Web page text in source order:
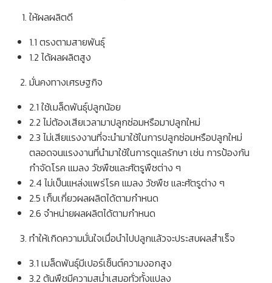
ให้ผลผลิตดี
1.1 ตรงตามสายพันธุ์
1.2 ได้ผลผลิตสูง
มั่นคงทางเศรษฐกิจ
2.1 ใช้เมล็ดพันธุ์ปลูกน้อย
2.2 ไม่ต้องเสียเวลามาปลูกซ่อมหรือมาปลูกใหม่
2.3 ไม่เสียแรงงานที่จะนำมาใช้ในการปลูกซ่อมหรือปลูกใหม่
ตลอดจนแรงงานที่นำมาใช้ในการดูแลรักษา เช่น การป้องกัน
กำจัดโรค แมลง วัชพืชและศัตรูพืชต่าง ๆ
2.4 ไม่เป็นแหล่งแพร่โรค แมลง วัชพืช และศัตรูต่าง ๆ
2.5 เก็บเกี่ยวผลผลิตได้ตามกำหนด
2.6 จำหน่ายผลผลิตได้ตามกำหนด
ทำให้เกิดความมั่นใจเมื่อนำไปปลูกแล้วจะประสบผลสำเร็จ
3.1 เมล็ดพันธุ์มีเปอร์เซ็นต์ความงอกสูง
3.2 ต้นพืชมีความสม่ำเสมอทั่วทั้งแปลง